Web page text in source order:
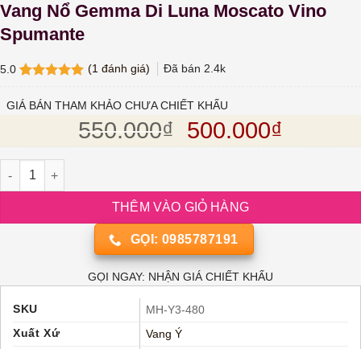
Vang Nổ Gemma Di Luna Moscato Vino
Spumante
5.0
dựa trên
(1 đánh giá) Đã bán 2.4k
GIÁ BÁN THAM KHẢO CHƯA CHIẾT KHẤU
550.000₫ Giá gốc là:
500.000₫
Vang Nổ Gemma Di Luna Moscato Vino Spumante số lượng
THÊM VÀO GIỎ HÀNG
GỌI: 0985787191
GỌI NGAY: NHẬN GIÁ CHIẾT KHẤU
SKU
MH-Y3-480
Xuất Xứ
Vang Ý